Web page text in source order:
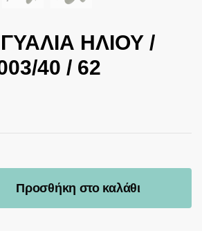
ΗΛΙΟΥ /
40 / 62
Προσθήκη στο καλάθι